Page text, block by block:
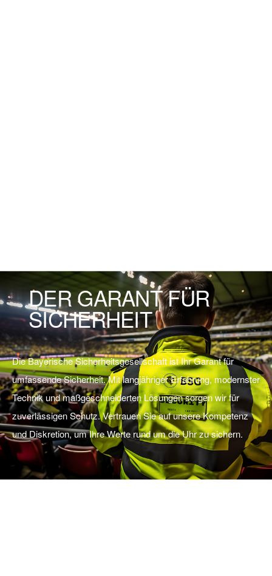
DER GARANT FÜR
SICHERHEIT
Die Bayerische Sicherheitsgesellschaft ist Ihr Garant für
umfassende Sicherheit. Mit langjähriger Erfahrung, modernster
Technik und maßgeschneiderten Lösungen sorgen wir für
zuverlässigen Schutz. Vertrauen Sie auf unsere Kompetenz
und Diskretion, um Ihre Werte rund um die Uhr zu sichern.